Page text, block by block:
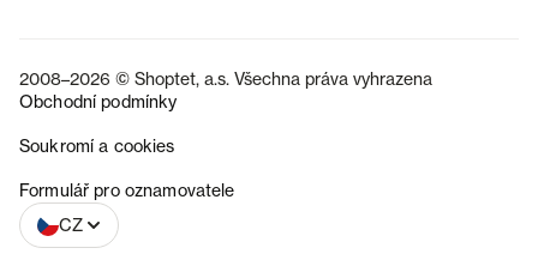
2008–2026 © Shoptet, a.s. Všechna práva vyhrazena
Obchodní podmínky
Soukromí a cookies
Formulář pro oznamovatele
CZ